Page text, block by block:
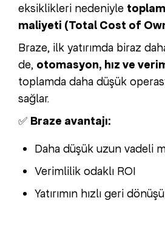
eksiklikleri nedeniyle
maliyeti (Total Cost of
Braze, ilk yatırımda biraz
de, otomasyon, hız ve
toplamda daha düşük
sağlar.
✅ Braze avantajı:
Daha düşük uzun vadeli
Verimlilik odaklı ROI
Yatırımın hızlı geri dönüşü